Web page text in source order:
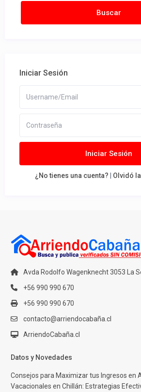
Iniciar Sesión
Iniciar Sesión
¿No tienes una cuenta? Olvidó
Avda Rodolfo Wagenknecht 3053 La
+56 990 990 670
+56 990 990 670
contacto@arriendocabaña.cl
ArriendoCabaña.cl
Datos y Novedades
Consejos para Maximizar tus Ingresos en
Vacacionales en Chillán: Estrategias